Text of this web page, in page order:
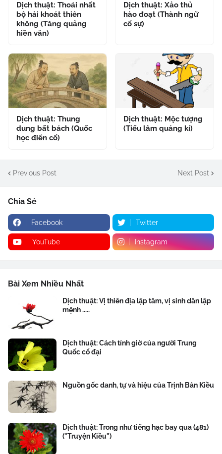
Dịch thuật: Thoái nhất
bộ hải khoát thiên
không (Tăng quảng
hiền văn)
Dịch thuật: Xảo thủ
hào đoạt (Thành ngữ
cố sự)
Dịch thuật: Thung
dung bất bách (Quốc
học điển cố)
Dịch thuật: Mộc tượng
(Tiếu lâm quảng kí)
Previous Post Next Post
Chia Sẻ
Facebook Twitter
YouTube Instagram
Bài Xem Nhiều Nhất
Dịch thuật: Vị thiên địa lập tâm, vị sinh dân lập
mệnh .....
Dịch thuật: Cách tính giờ của người Trung
Quốc cổ đại
Nguồn gốc danh, tự và hiệu của Trịnh Bản Kiều
Dịch thuật: Trong như tiếng hạc bay qua (481)
("Truyện Kiều")